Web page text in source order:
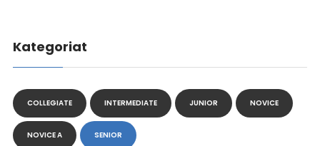
Kategoriat
COLLEGIATE INTERMEDIATE JUNIOR NOVICE
NOVICE A SENIOR